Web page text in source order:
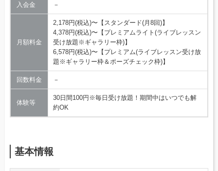
入会金 －
月額料金
2,178円(税込)〜【スタンダード(月8回)】
4,378円(税込)〜【プレミアムライト(ライブレッスン
受け放題※ギャラリー枠)】
6,578円(税込)〜【プレミアム(ライブレッスン受け放
題※ギャラリー枠＆ポーズチェック枠)】
回数料金 －
体験等
30日間100円※毎日受け放題！期間中はいつでも解
約OK
基本情報